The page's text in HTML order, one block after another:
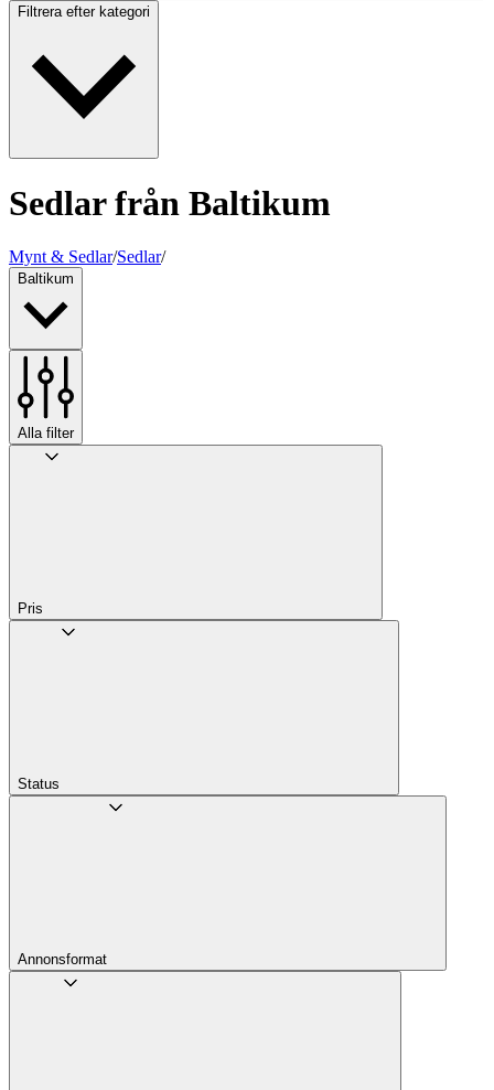
Filtrera efter kategori
Sedlar från Baltikum
Mynt & Sedlar/Sedlar/
Baltikum
Alla filter
Pris
Status
Annons­format